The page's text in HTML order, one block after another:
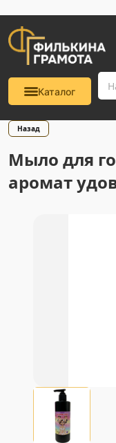
Каталог
Назад
Мыло для
аромат